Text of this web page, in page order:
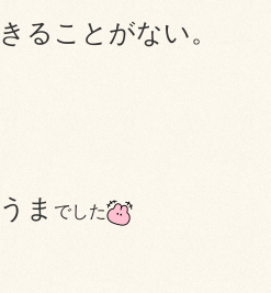
ることがない。
ま でした